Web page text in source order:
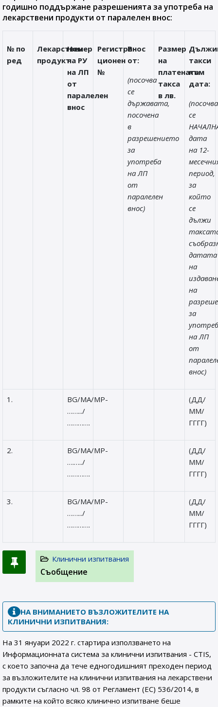
годишно поддържане разрешенията за употреба на
лекарствени продукти от паралелен внос:
№ по
ред
Лекарствен
продукт
Номер
на РУ
на ЛП
от
паралелен
внос
Регистра-
ционен
№
Внос
от:
(посочва
се
държавата,
посочена
в
разрешението
за
употреба
на ЛП
от
паралелен
внос)
Размер
на
платената
такса
в лв.
такси
към
дата:
(посочва
се
дата
на 12-
период,
за
който
се
дължи
датата
на
на
за
на ЛП
от
внос)
1.
BG/MA/MP-
…….../
………….
(ДД/
ММ/
ГГГГ)
2.
BG/MA/MP-
….…../
………….
(ДД/
ММ/
ГГГГ)
3.
BG/MA/MP-
…….../
………….
(ДД/
ММ/
ГГГГ)
Клинични изпитвания
Съобщение
НА ВНИМАНИЕТО ВЪЗЛОЖИТЕЛИТЕ НА
КЛИНИЧНИ ИЗПИТВАНИЯ:
На 31 януари 2022 г. стартира използването на
Информационната система за клинични изпитвания - CTIS,
с което започна да тече едногодишният преходен период
за възложителите на клинични изпитвания на лекарствени
продукти съгласно чл. 98 от Регламент (ЕС) 536/2014, в
рамките на който всяко клинично изпитване беше